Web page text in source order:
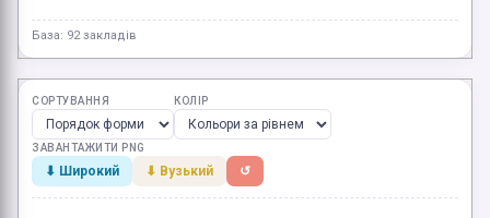
База: 92 закладів
СОРТУВАННЯ КОЛІР
ЗАВАНТАЖИТИ PNG
⬇ Широкий ⬇ Вузький ↺